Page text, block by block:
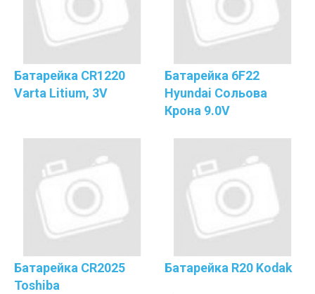
Батарейка CR1220
Varta Litium, 3V
Батарейка 6F22
Hyundai Сольова
Крона 9.0V
Батарейка CR2025
Toshiba
Батарейка R20 Kodak